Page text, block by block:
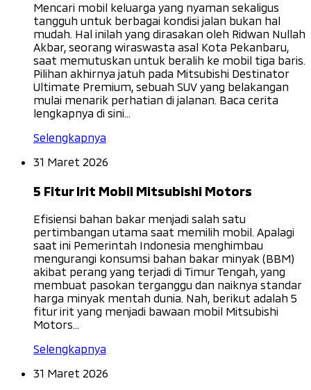
Mencari mobil keluarga yang nyaman sekaligus
tangguh untuk berbagai kondisi jalan bukan hal
mudah. Hal inilah yang dirasakan oleh Ridwan Nullah
Akbar, seorang wiraswasta asal Kota Pekanbaru,
saat memutuskan untuk beralih ke mobil tiga baris.
Pilihan akhirnya jatuh pada Mitsubishi Destinator
Ultimate Premium, sebuah SUV yang belakangan
mulai menarik perhatian di jalanan. Baca cerita
lengkapnya di sini...
Selengkapnya
31 Maret 2026
5 Fitur Irit Mobil Mitsubishi Motors
Efisiensi bahan bakar menjadi salah satu
pertimbangan utama saat memilih mobil. Apalagi
saat ini Pemerintah Indonesia menghimbau
mengurangi konsumsi bahan bakar minyak (BBM)
akibat perang yang terjadi di Timur Tengah, yang
membuat pasokan terganggu dan naiknya standar
harga minyak mentah dunia. Nah, berikut adalah 5
fitur irit yang menjadi bawaan mobil Mitsubishi
Motors...
Selengkapnya
31 Maret 2026